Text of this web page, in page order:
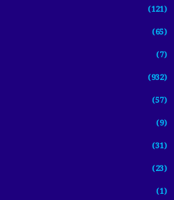
(121)
(65)
(7)
(932)
(57)
(9)
(31)
(23)
(1)